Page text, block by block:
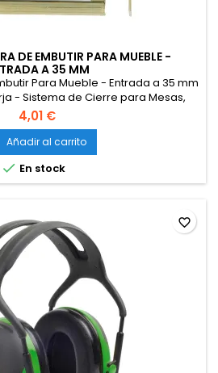
DE EMBUTIR PARA MUEBLE -
A 35 MM
Para Mueble - Entrada a 35 mm
- Sistema de Cierre para Mesas,
Muebles - Latón Dorado Mate
4,01 €
Añadir al carrito
 En stock
favorite_border